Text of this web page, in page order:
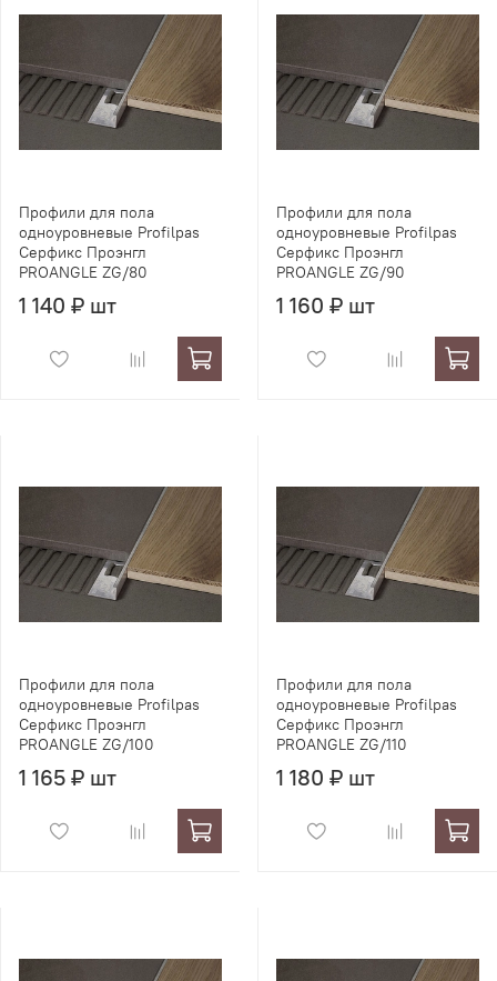
Профили для пола
одноуровневые Profilpas
Серфикс Проэнгл
PROANGLE ZG/80
1 140 ₽ шт
Профили для пола
одноуровневые Profilpas
Серфикс Проэнгл
PROANGLE ZG/90
1 160 ₽ шт
Профили для пола
одноуровневые Profilpas
Серфикс Проэнгл
PROANGLE ZG/100
1 165 ₽ шт
Профили для пола
одноуровневые Profilpas
Серфикс Проэнгл
PROANGLE ZG/110
1 180 ₽ шт